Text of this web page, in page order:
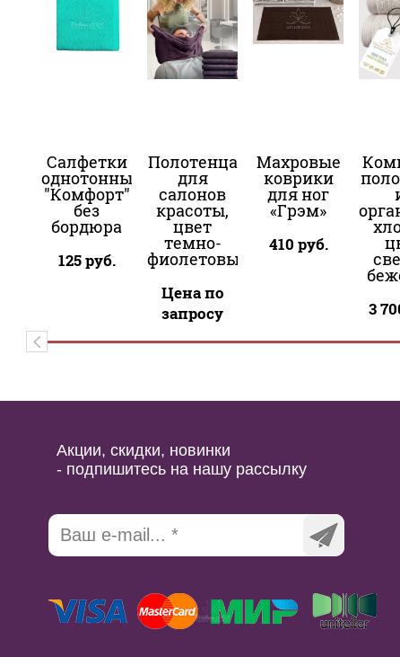
Салфетки
однотонные
"Комфорт"
без
бордюра
125руб.
Полотенца
для
салонов
красоты,
цвет
темно-
фиолетовый
Цена по
запросу
Махровые
коврики
для ног
«Грэм»
410 руб.
3
Акции, скидки, новинки
- подпишитесь на нашу рассылку